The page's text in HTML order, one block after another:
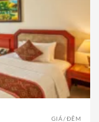
GIÁ/ĐÊM